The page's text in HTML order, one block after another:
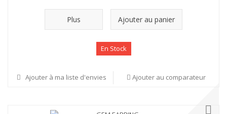
Plus Ajouter au panier
En Stock
Ajouter à ma liste d'envies Ajouter au comparateur